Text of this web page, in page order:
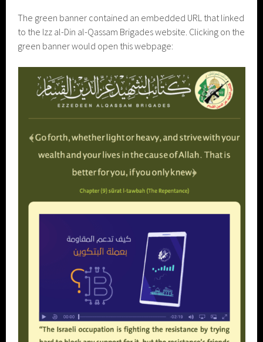
The green banner contained an embedded URL that linked
to the Izz al-Din al-Qassam Brigades website. Clicking on the
green banner would open this webpage: